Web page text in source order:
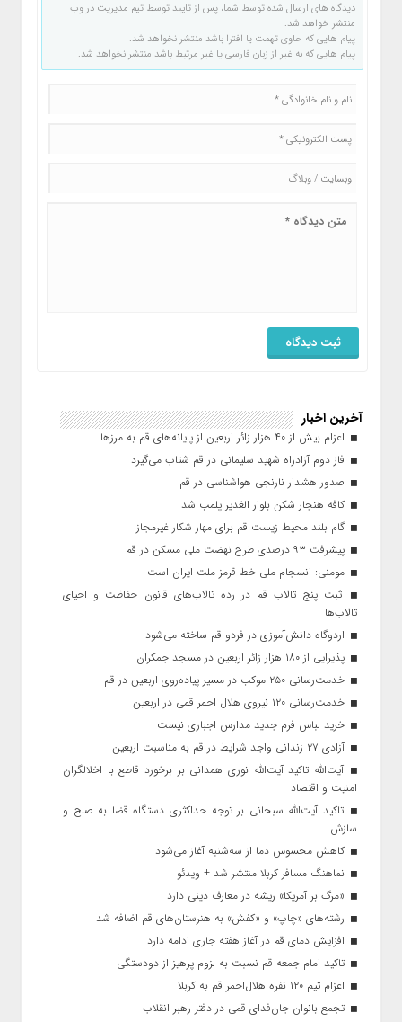
دیدگاه های ارسال شده توسط شما، پس از تایید توسط تیم مدیریت در وب
منتشر خواهد شد.
پیام هایی که حاوی تهمت یا افترا باشد منتشر نخواهد شد.
پیام هایی که به غیر از زبان فارسی یا غیر مرتبط باشد منتشر نخواهد شد.
آخرین اخبار
اعزام بیش از ۴۰ هزار زائر اربعین از پایانه‌های قم به مرزها
فاز دوم آزادراه شهید سلیمانی در قم شتاب می‌گیرد
صدور هشدار نارنجی هواشناسی در قم
کافه هنجار شکن بلوار الغدیر پلمب شد
گام بلند محیط زیست قم برای مهار شکار غیرمجاز
پیشرفت ۹۳ درصدی طرح نهضت ملی مسکن در قم
مومنی: انسجام ملی خط قرمز ملت ایران است
ثبت پنج تالاب قم در رده تالاب‌های قانون حفاظت و احیای
تالاب‌ها
اردوگاه دانش‌آموزی در فردو قم ساخته می‌شود
پذیرایی از ۱۸۰ هزار زائر اربعین در مسجد جمکران
خدمت‌رسانی ۲۵۰ موکب در مسیر پیاده‌روی اربعین در قم
خدمت‌رسانی ۱۲۰ نیروی هلال احمر قمی در اربعین
خرید لباس فرم جدید مدارس اجباری نیست
آزادی ۲۷ زندانی واجد شرایط در قم به مناسبت اربعین
آیت‌الله تاکید آیت‌الله نوری همدانی بر برخورد قاطع با اخلالگران
امنیت و اقتصاد
تاکید آیت‌الله‌ سبحانی بر توجه حداکثری دستگاه قضا به صلح و
سازش
کاهش محسوس دما از سه‌شنبه آغاز می‌شود
نماهنگ مسافر کربلا منتشر شد + ویدئو
«مرگ بر آمریکا» ریشه در معارف دینی دارد
رشته‌های «چاپ» و «کفش» به هنرستان‌های قم اضافه شد
افزایش دمای قم در آغاز هفته جاری ادامه دارد
تاکید امام جمعه قم نسبت به لزوم پرهیز از دودستگی
اعزام تیم ۱۲۰ نفره هلال‌احمر قم به کربلا
تجمع بانوان جان‌فدای قمی در دفتر رهبر انقلاب